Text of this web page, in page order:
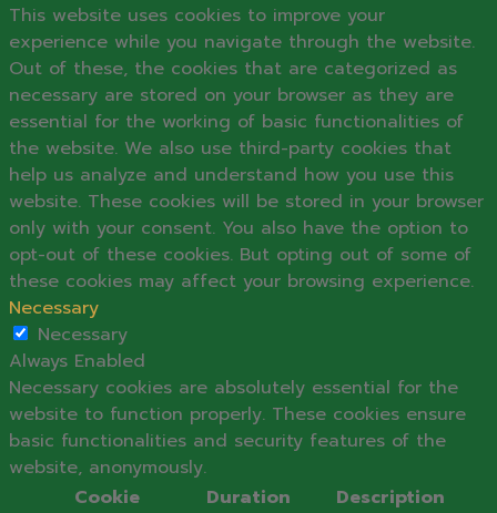
This website uses cookies to improve your
experience while you navigate through the website.
Out of these, the cookies that are categorized as
necessary are stored on your browser as they are
essential for the working of basic functionalities of
the website. We also use third-party cookies that
help us analyze and understand how you use this
website. These cookies will be stored in your browser
only with your consent. You also have the option to
opt-out of these cookies. But opting out of some of
these cookies may affect your browsing experience.
Necessary
Necessary
Always Enabled
Necessary cookies are absolutely essential for the
website to function properly. These cookies ensure
basic functionalities and security features of the
website, anonymously.
Cookie
Duration Description